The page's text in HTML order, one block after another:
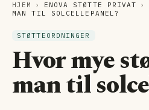
HJEM › ENOVA STØTTE PRIVAT ›
MAN TIL SOLCELLEPANEL?
STØTTEORDNINGER
Hvor mye
man til